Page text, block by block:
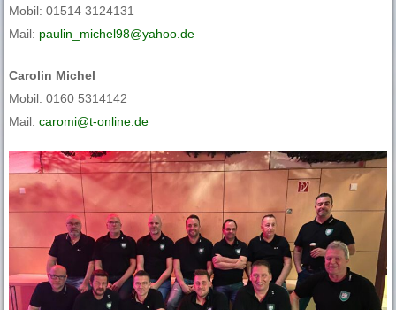
Mobil: 01514 3124131
Mail: paulin_michel98@yahoo.de
Carolin Michel
Mobil: 0160 5314142
Mail:caromi@t-online.de